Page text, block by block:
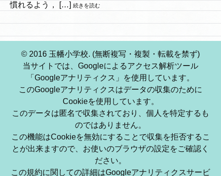
慣れるよう， […] 続きを読む
© 2016 玉幡小学校. (無断複写・複製・転載を禁ず)
当サイトでは、Googleによるアクセス解析ツール
「Googleアナリティクス」を使用しています。
このGoogleアナリティクスはデータの収集のために
Cookieを使用しています。
このデータは匿名で収集されており、個人を特定するも
のではありません。
この機能はCookieを無効にすることで収集を拒否するこ
とが出来ますので、お使いのブラウザの設定をご確認く
ださい。
この規約に関しての詳細はGoogleアナリティクスサービ